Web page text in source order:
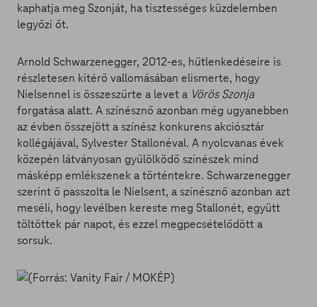
kaphatja meg Szonját, ha tisztességes küzdelemben
legyőzi őt.
Arnold Schwarzenegger, 2012-es, hűtlenkedéseire is
részletesen kitérő vallomásában elismerte, hogy
Nielsennel is összeszűrte a levet a Vörös Szonja
forgatása alatt. A színésznő azonban még ugyanebben
az évben összejött a színész konkurens akciósztár
kollégájával, Sylvester Stallonéval. A nyolcvanas évek
közepén látványosan gyűlölködő színészek mind
másképp emlékszenek a történtekre. Schwarzenegger
szerint ő passzolta le Nielsent, a színésznő azonban azt
meséli, hogy levélben kereste meg Stallonét, együtt
töltöttek pár napot, és ezzel megpecsételődött a
sorsuk.